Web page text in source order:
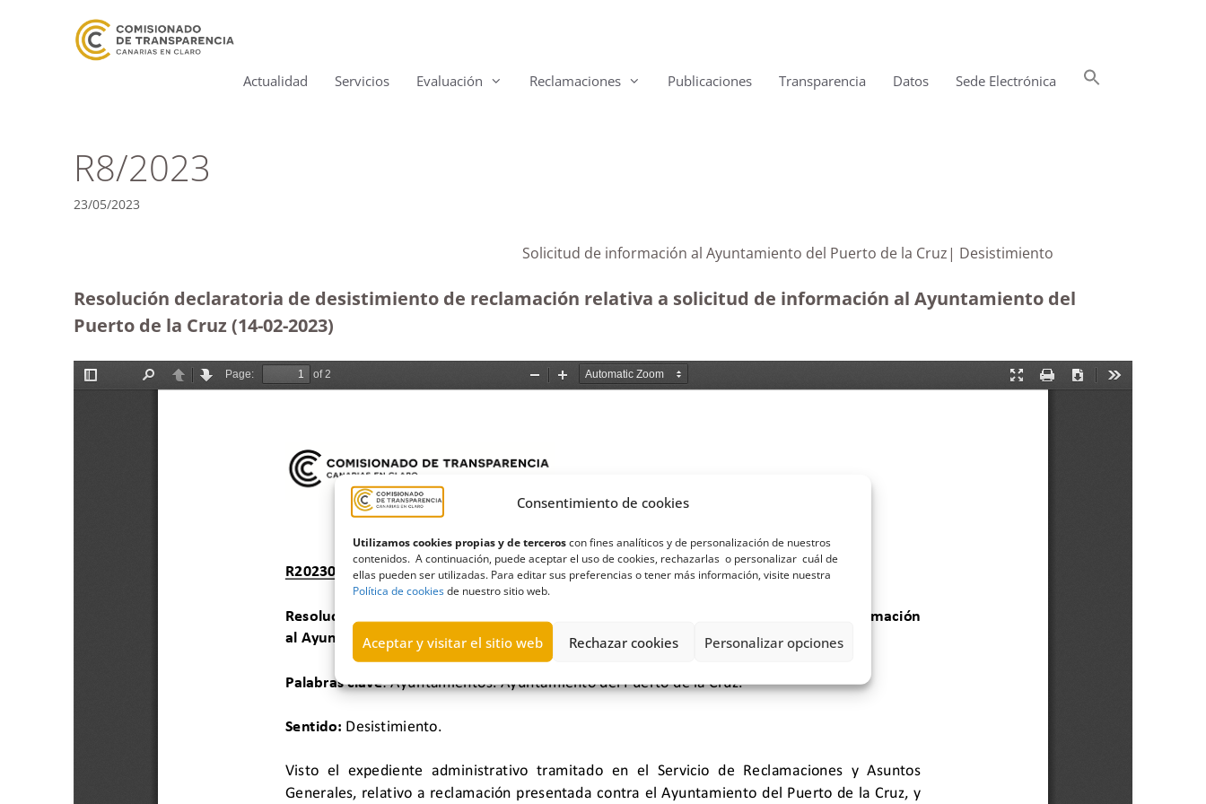
Consentimiento de cookies
Utilizamos cookies propias y de terceroscon fines analíticos y de personalización de nuestros
contenidos. A continuación, puede aceptar el uso de cookies, rechazarlas o personalizar cuál de
ellas pueden ser utilizadas. Para editar sus preferencias o tener más información, visite nuestra
Política de cookiesde nuestro sitio web.
Aceptar y visitar el sitio web Rechazar cookies Personalizar opciones
Actualidad Servicios Evaluación Reclamaciones Publicaciones Transparencia Datos Sede Electrónica
R8/2023
23/05/2023
Solicitud de información al Ayuntamiento del Puerto de la Cruz| Desistimiento
Resolución declaratoria de desistimiento de reclamación relativa a solicitud de información al Ayuntamiento del
Puerto de la Cruz(14-02-2023)